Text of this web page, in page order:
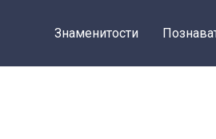
Знаменитости